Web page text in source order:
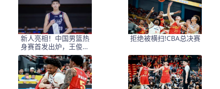
新人亮相！中国男篮热
身赛首发出炉，王俊杰
领衔+徐昕坐镇禁区
拒绝被横扫!CBA总决赛